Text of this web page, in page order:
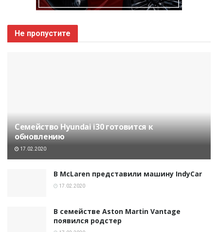
Не пропустите
Семейство Hyundai i30 готовится к
обновлению
17.02.2020
В McLaren представили машину IndyCar
17.02.2020
В семействе Aston Martin Vantage
появился родстер